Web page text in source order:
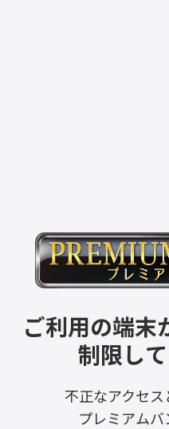
ご利用の端末
制限して
不正なアクセス
プレミアム